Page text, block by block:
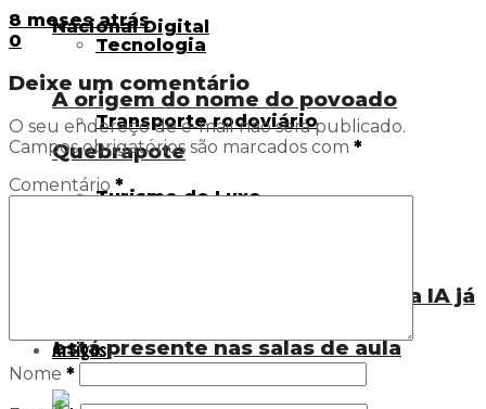
A origem do nome do povoado
Quebrapote
Visão de uma professora: como a IA já
está presente nas salas de aula
Tecnologia
Transporte rodoviário
Turismo de Luxo
Artigos
8 meses atrás
0
Deixe um comentário
O seu endereço de e-mail não será publicado.
Campos obrigatórios são marcados com *
Comentário *
Nome *